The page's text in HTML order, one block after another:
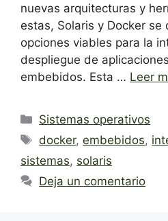
nuevas arquitecturas y
estas, Solaris y Docker se
opciones viables para la
despliegue de
embebidos. Esta … Leer
Categorías
Sistemas operativos
Etiquetas
docker,embebidos,
sistemas, solaris
Deja un comentario